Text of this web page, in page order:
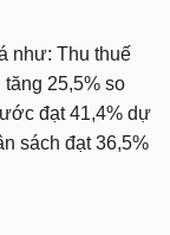
như: Thu thuế
25,5% so
đạt 41,4% dự
sách đạt 36,5%